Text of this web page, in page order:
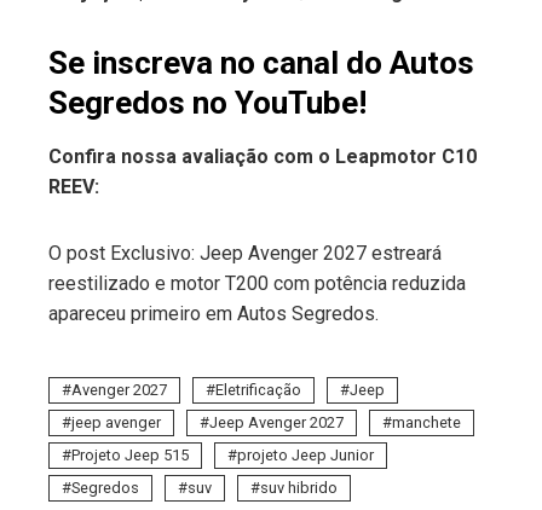
Se inscreva no canal do Autos
Segredos no YouTube!
Confira nossa avaliação com o Leapmotor C10
REEV:
O post Exclusivo: Jeep Avenger 2027 estreará
reestilizado e motor T200 com potência reduzida
apareceu primeiro em Autos Segredos.
Avenger 2027 Eletrificação
Jeep
jeep avenger
Jeep Avenger 2027
manchete
Projeto Jeep 515
projeto Jeep Junior
Segredos
suv suv hibrido